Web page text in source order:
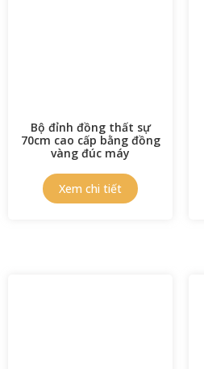
Bộ đỉnh đồng thất sự
70cm cao cấp bằng đồng
vàng đúc máy